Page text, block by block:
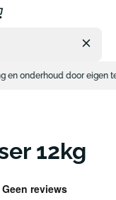
door eigen
12kg